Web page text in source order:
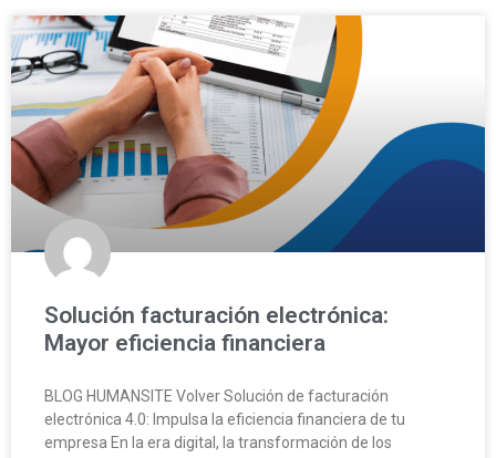
Solución facturación electrónica:
Mayor eficiencia financiera
BLOG HUMANSITE Volver Solución de facturación
electrónica 4.0: Impulsa la eficiencia financiera de tu
empresa En la era digital, la transformación de los